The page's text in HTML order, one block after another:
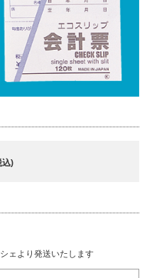
)
ェより発送いたします